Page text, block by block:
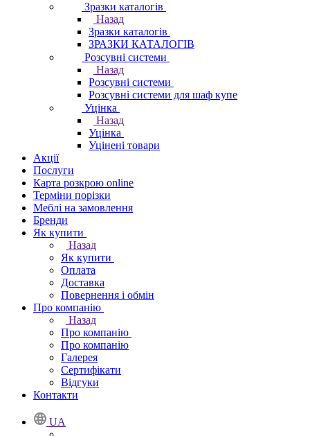
Зразки каталогів
Назад
Зразки каталогів
ЗРАЗКИ КАТАЛОГІВ
Розсувні системи
Назад
Розсувні системи
Розсувні системи для шаф купе
Уцінка
Назад
Уцінка
Уцінені товари
Акції
Послуги
Карта розкрою online
Терміни порізки
Меблі на замовлення
Бренди
Як купити
Назад
Як купити
Оплата
Доставка
Повернення і обмін
Про компанію
Назад
Про компанію
Про компанію
Галерея
Сертифікати
Відгуки
Контакти
UA